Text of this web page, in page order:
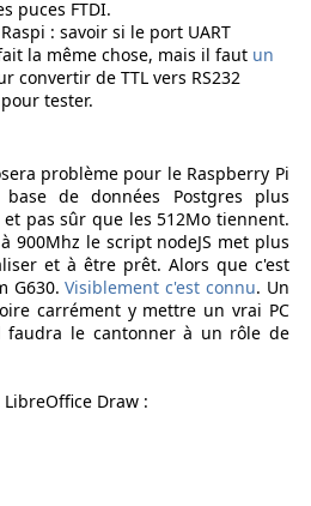
puces FTDI.
: savoir si le port UART
la même chose, mais il faut un
convertir de TTL vers RS232
tester.
problème pour le Raspberry Pi
de données Postgres plus
pas sûr que les 512Mo tiennent.
900Mhz le script nodeJS met plus
et à être prêt. Alors que c'est
G630.Visiblement c'est connu. Un
carrément y mettre un vrai PC
faudra le cantonner à un rôle de
Draw :